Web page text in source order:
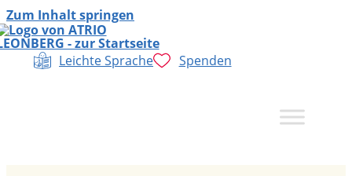
Zum Inhalt springen
Leichte Sprache Spenden